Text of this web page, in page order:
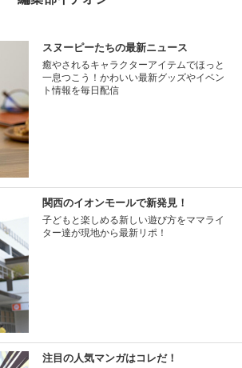
スヌーピーたちの最新ニュース
癒やされるキャラクターアイテムでほっと
一息つこう！かわいい最新グッズやイベン
ト情報を毎日配信
関西のイオンモールで新発見！
子どもと楽しめる新しい遊び方をママライ
ター達が現地から最新リポ！
注目の人気マンガはコレだ！